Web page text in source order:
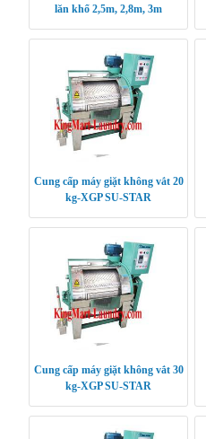
lăn khổ 2,5m, 2,8m, 3m
Cung cấp máy giặt không vắt 20
kg-XGP SU-STAR
Cung cấp máy giặt không vắt 30
kg-XGP SU-STAR